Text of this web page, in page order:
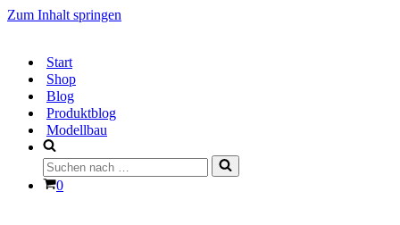
Zum Inhalt springen
Start
Shop
Blog
Produktblog
Modellbau
Suchen
nach …
Warenkorb
0